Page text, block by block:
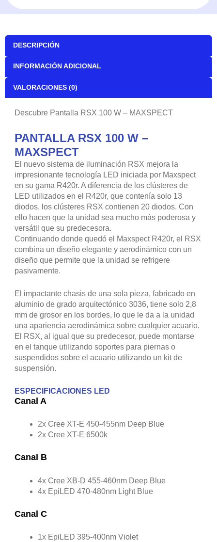
-
cantidad
DESCRIPCIÓN
INFORMACIÓN ADICIONAL
VALORACIONES (0)
Descubre Pantalla RSX 100 W – MAXSPECT
PANTALLA RSX 100 W –
MAXSPECT
El nuevo sistema de iluminación RSX mejora la
impresionante tecnología LED iniciada por Maxspect
en su gama R420r. A diferencia de los clústeres de
LED utilizados en el R420r, que contenía solo 13
diodos, los clústeres RSX contienen 20 diodos. Con
ello hacen que la unidad sea mucho más poderosa y
versátil que su predecesora.
Continuando donde quedó el Maxspect R420r, el RSX
combina un diseño elegante y aerodinámico con un
diseño que permite que la unidad se refrigere
pasivamente.
El impactante chasis de una sola pieza, fabricado en
aluminio de grado arquitectónico 3036, tiene solo 2,8
mm de grosor en los bordes, lo que le da a la unidad
una apariencia aerodinámica sobre cualquier acuario.
El RSX, al igual que su predecesor, puede montarse
en el tanque utilizando soportes para piernas o
suspendidos sobre el acuario utilizando un kit de
suspensión.
ESPECIFICACIONES LED
Canal A
2x Cree XT-E 450-455nm Deep Blue
2x Cree XT-E 6500k
Canal B
4x Cree XB-D 455-460nm Deep Blue
4x EpiLED 470-480nm Light Blue
Canal C
1x EpiLED 395-400nm Violet